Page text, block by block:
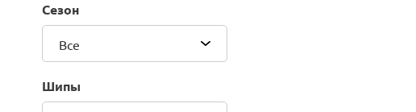
CEAT
Composit
Continental
Cordiant
Сезон
Все
Шипы